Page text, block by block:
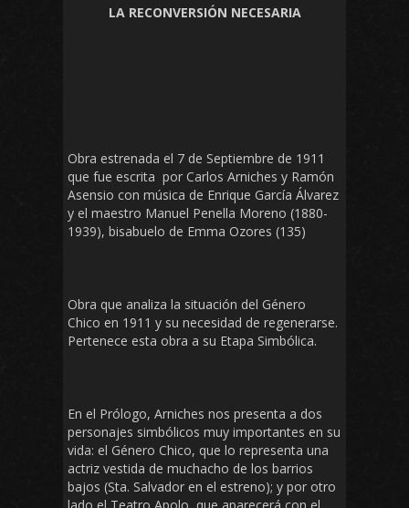
LA RECONVERSIÓN NECESARIA
Obra estrenada el 7 de Septiembre de 1911
que fue escrita por Carlos Arniches y Ramón
Asensio con música de Enrique García Álvarez
y el maestro Manuel Penella Moreno (1880-
1939), bisabuelo de Emma Ozores (135)
Obra que analiza la situación del Género
Chico en 1911 y su necesidad de regenerarse.
Pertenece esta obra a su Etapa Simbólica.
En el Prólogo, Arniches nos presenta a dos
personajes simbólicos muy importantes en su
vida: el Género Chico, que lo representa una
actriz vestida de muchacho de los barrios
bajos (Sta. Salvador en el estreno); y por otro